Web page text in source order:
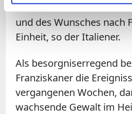
sondern Ausdruck der
und des Wunsches nach
Einheit, so der Italiener.
Als besorgniserregend
Franziskaner die
vergangenen Wochen,
wachsende Gewalt im